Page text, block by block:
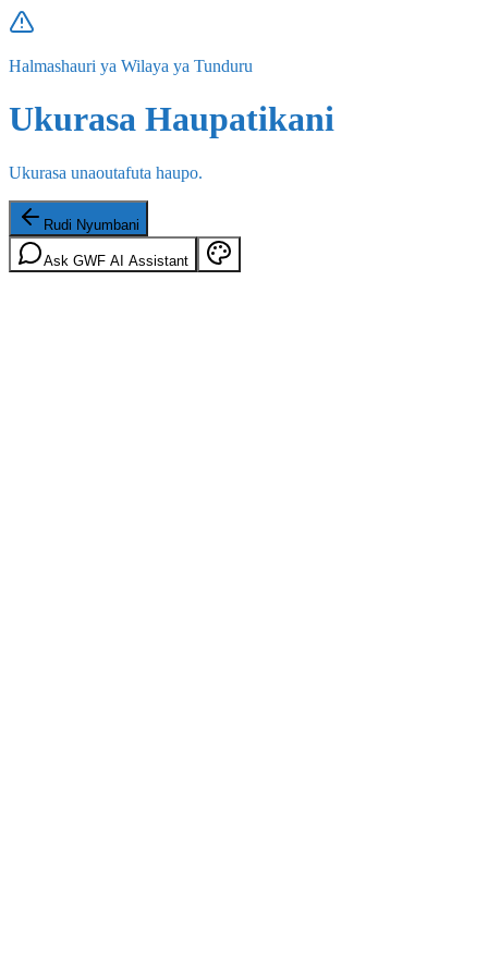
Halmashauri ya Wilaya ya Tunduru
Ukurasa Haupatikani
Ukurasa unaoutafuta haupo.
Rudi Nyumbani
Ask GWF AI Assistant